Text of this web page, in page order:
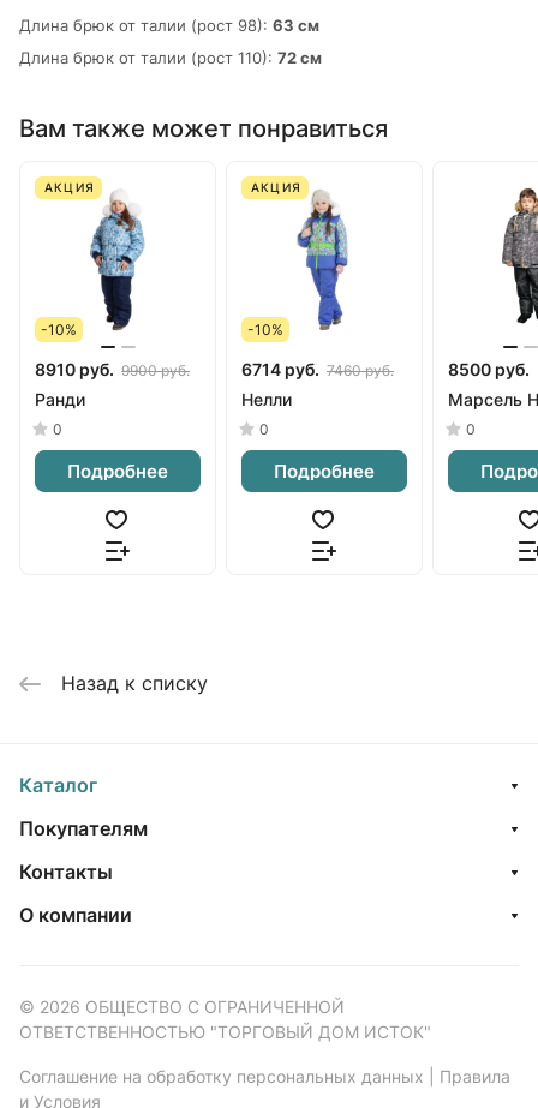
Длина брюк от талии (рост 98): 63 см
Длина брюк от талии (рост 110): 72 см
Вам также может понравиться
АКЦИЯ
-10%
8910 руб. 9900 руб.
Ранди
0
Подробнее
АКЦИЯ
-10%
6714 руб. 7460 руб.
Нелли
0
Подробнее
8500 руб.
Марсель Н
0
Назад к списку
Каталог
Покупателям
Контакты
О компании
© 2026 ОБЩЕСТВО С ОГРАНИЧЕННОЙ
ОТВЕТСТВЕННОСТЬЮ "ТОРГОВЫЙ ДОМ ИСТОК"
Соглашение на обработку персональных данных
Правила
и Условия